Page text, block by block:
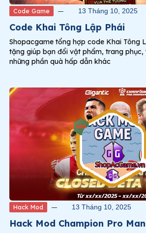
Code Game 13 Tháng 10, 2025
Code Khai Tông Lập Phái
Shopacgame tổng hợp code Khai Tông
tặng giúp bạn đổi vật phẩm, trang
những phần quà hấp dẫn khác
Hack Mod 13 Tháng 10, 2025
Hack Mod Champion Pro